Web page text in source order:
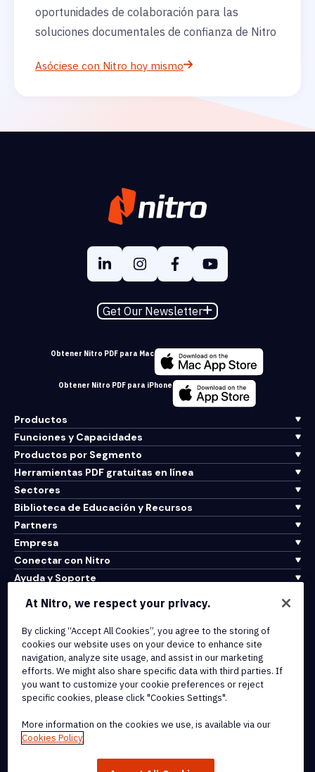
oportunidades de colaboración para las
soluciones documentales de confianza de Nitro
Asóciese con Nitro hoy mismo
Get Our Newsletter
Obtener Nitro PDF para Mac
Obtener Nitro PDF para iPhone
Productos
Funciones y Capacidades
Productos por Segmento
Herramientas PDF gratuitas en línea
Sectores
Biblioteca de Educación y Recursos
Partners
Empresa
Conectar con Nitro
Ayuda y Soporte
Terms of Service
Cookie Policy
Copyright Policy
All Terms & Policies
At Nitro, we respect your privacy.
By clicking “Accept All Cookies”, you agree to the storing of
cookies our website uses on your device to enhance site
navigation, analyze site usage, and assist in our marketing
efforts. We might also share specific data with third parties. If
you want to customize your cookie preferences or reject
specific cookies, please click "Cookies Settings".
More information on the cookies we use, is available via our
Cookies Policy